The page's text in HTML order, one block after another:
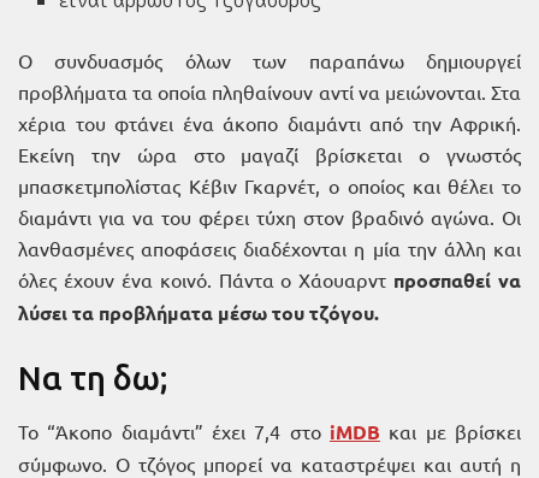
Ο συνδυασμός όλων των παραπάνω δημιουργεί
προβλήματα τα οποία πληθαίνουν αντί να μειώνονται. Στα
χέρια του φτάνει ένα άκοπο διαμάντι από την Αφρική.
Εκείνη την ώρα στο μαγαζί βρίσκεται ο γνωστός
μπασκετμπολίστας Κέβιν Γκαρνέτ, ο οποίος και θέλει το
διαμάντι για να του φέρει τύχη στον βραδινό αγώνα. Οι
λανθασμένες αποφάσεις διαδέχονται η μία την άλλη και
όλες έχουν ένα κοινό. Πάντα ο Χάουαρντ προσπαθεί να
λύσει τα προβλήματα μέσω του τζόγου.
Να τη δω;
Το “Άκοπο διαμάντι” έχει 7,4 στο iMDB και με βρίσκει
σύμφωνο. Ο τζόγος μπορεί να καταστρέψει και αυτή η